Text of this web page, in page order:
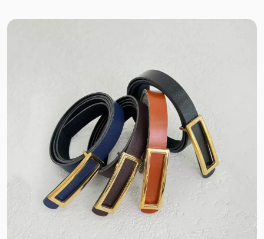
مموری ضد آب
حصیری
حوله ای
کرپ کجراه
دونخ